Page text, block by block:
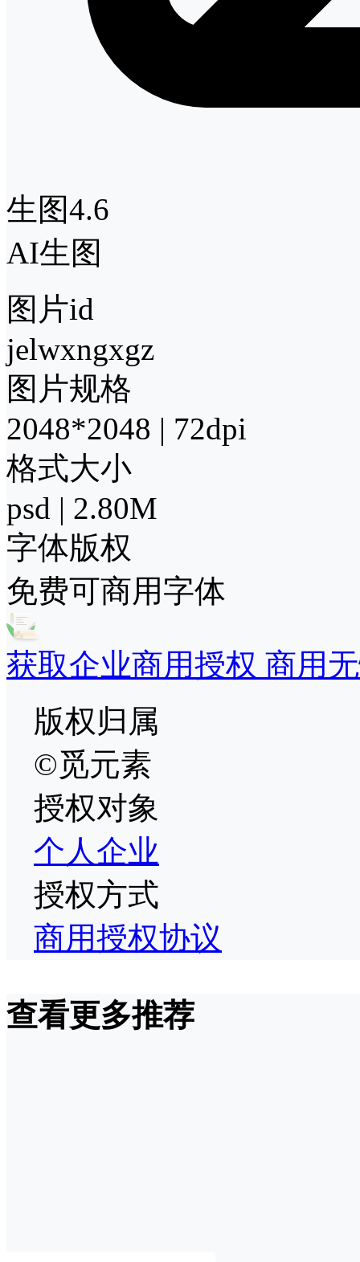
生图4.6
AI生图
图片id
jelwxngxgz
图片规格
2048*2048 | 72dpi
格式大小
psd | 2.80M
字体版权
免费可商用字体
获取企业商用授权 商用
版权归属
©觅元素
授权对象
个人企业
授权方式
商用授权协议
查看更多推荐